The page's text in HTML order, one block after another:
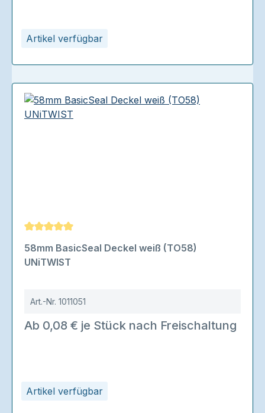
Artikel verfügbar
Artikel verfügbar
Durchschnittliche Bewertung von 5 von 5 Sternen
58mm BasicSeal Deckel weiß (TO58)
UNiTWIST
Art.-Nr. 1011051
Ab 0,08 € je Stück nach Freischaltung